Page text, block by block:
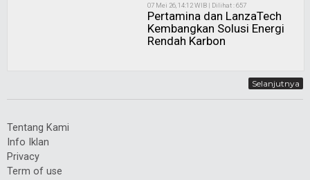
07 Mei 26, 14:12 WIB | Dilihat : 657
Pertamina dan LanzaTech
Kembangkan Solusi Energi
Rendah Karbon
Selanjutnya
Tentang Kami
Info Iklan
Privacy
Term of use